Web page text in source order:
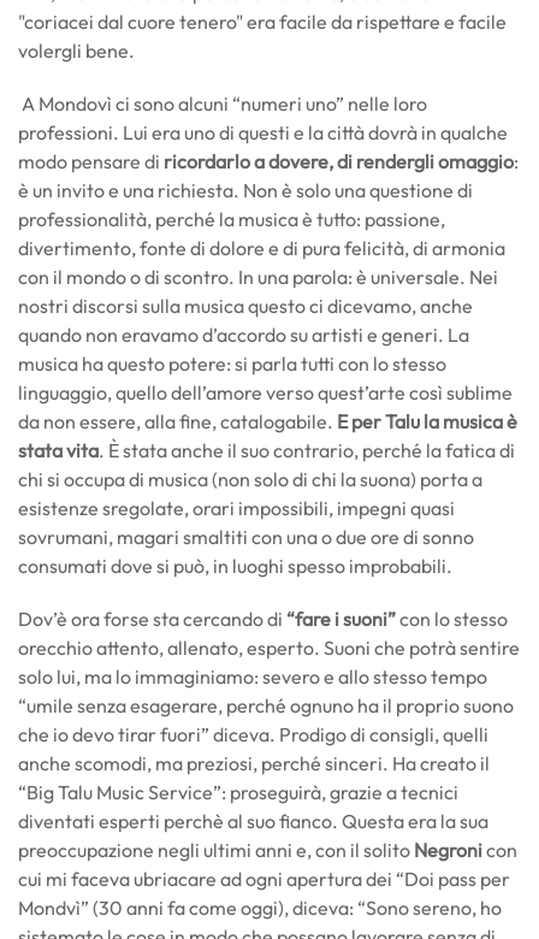
"coriacei dal cuore tenero" era facile da rispettare e facile
volergli bene.
A Mondovì ci sono alcuni “numeri uno” nelle loro
professioni. Lui era uno di questi e la città dovrà in qualche
modo pensare di ricordarlo a dovere, di rendergli omaggio:
è un invito e una richiesta. Non è solo una questione di
professionalità, perché la musica è tutto: passione,
divertimento, fonte di dolore e di pura felicità, di armonia
con il mondo o di scontro. In una parola: è universale. Nei
nostri discorsi sulla musica questo ci dicevamo, anche
quando non eravamo d’accordo su artisti e generi. La
musica ha questo potere: si parla tutti con lo stesso
linguaggio, quello dell’amore verso quest’arte così sublime
da non essere, alla fine, catalogabile. E per Talu la musica è
stata vita. È stata anche il suo contrario, perché la fatica di
chi si occupa di musica (non solo di chi la suona) porta a
esistenze sregolate, orari impossibili, impegni quasi
sovrumani, magari smaltiti con una o due ore di sonno
consumati dove si può, in luoghi spesso improbabili.
Dov’è ora forse sta cercando di “fare i suoni”con lo stesso
orecchio attento, allenato, esperto. Suoni che potrà sentire
solo lui, ma lo immaginiamo: severo e allo stesso tempo
“umile senza esagerare, perché ognuno ha il proprio suono
che io devo tirar fuori” diceva. Prodigo di consigli, quelli
anche scomodi, ma preziosi, perché sinceri. Ha creato il
“Big Talu Music Service”: proseguirà, grazie a tecnici
diventati esperti perchè al suo fianco. Questa era la sua
preoccupazione negli ultimi anni e, con il solito Negronicon
cui mi faceva ubriacare ad ogni apertura dei “Doi pass per
Mondvì” (30 anni fa come oggi), diceva: “Sono sereno, ho